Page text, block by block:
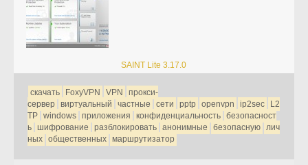
SAINT Lite 3.17.0
скачать FoxyVPN VPN
прокси-
сервер
виртуальный частные сети pptp openvpn ip2sec
L2
TP windows приложения конфиденциальность безопасност
ь шифрование разблокировать анонимные безопасную лич
ных общественных маршрутизатор